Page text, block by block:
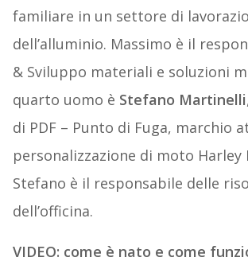
familiare in un settore di
dell’alluminio. Massimo è il
& Sviluppo materiali e soluzioni
quarto uomo è Stefano Martinelli
di PDF – Punto di Fuga, marchio
personalizzazione di moto Harley
Stefano è il responsabile delle
dell’officina.
VIDEO: come è nato e come